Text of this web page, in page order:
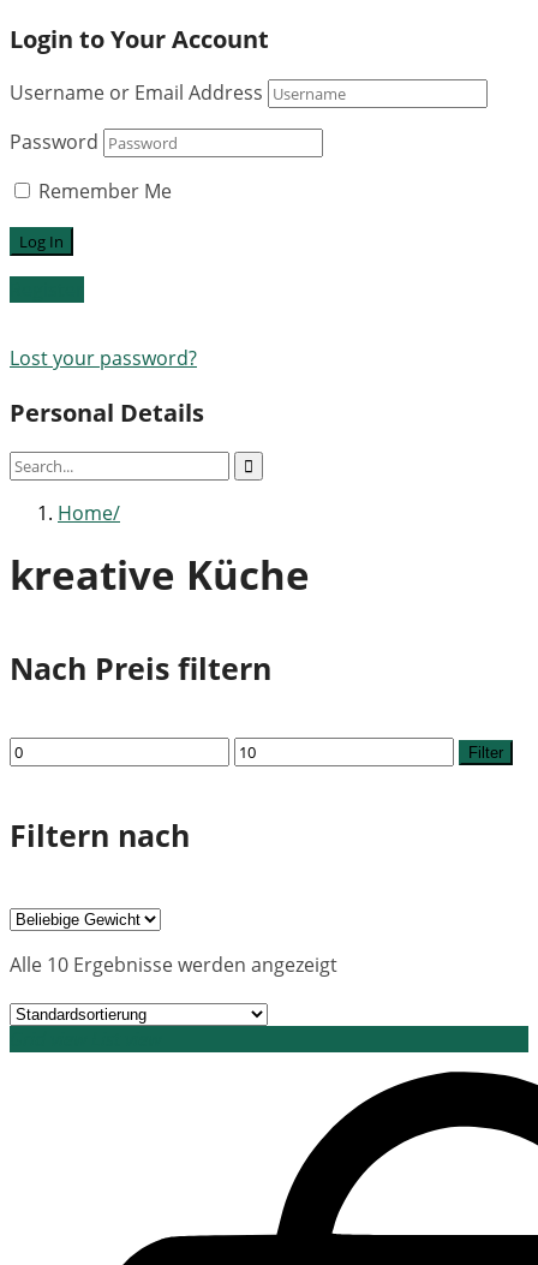
Login to Your Account
Username or Email Address
Password
Remember Me
Lost your password?
Personal Details
Home
kreative Küche
Nach Preis filtern
Min.
Preis
Max.
Preis
Filter
Filtern nach
Alle 10 Ergebnisse werden angezeigt